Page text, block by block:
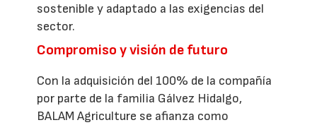
sostenible y adaptado a las exigencias del
sector.
Compromiso y visión de futuro
Con la adquisición del 100% de la compañía
por parte de la familia Gálvez Hidalgo,
BALAM Agriculture se afianza como